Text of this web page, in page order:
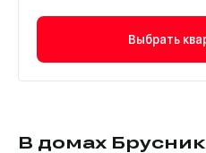
Выбрать
В домах